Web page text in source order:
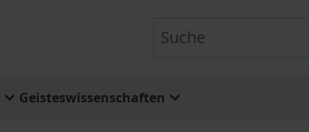
Geisteswissenschaften